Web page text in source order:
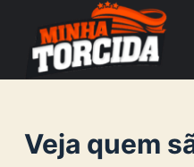
Veja quem